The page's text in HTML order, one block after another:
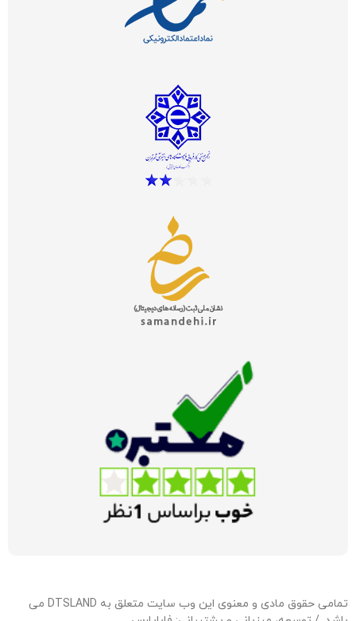
تمامی حقوق مادی و معنوی این وب سایت متعلق به DTSLAND می